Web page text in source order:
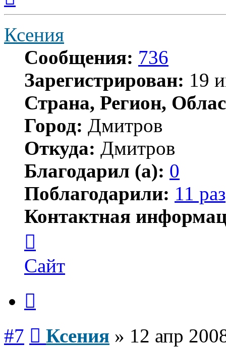
началу
Ксения
Сообщения: 736
Зарегистрирован: 19
Страна, Регион,
Город: Дмитров
Откуда: Дмитров
Благодарил (а): 0
Поблагодарили: 11 раз
Контактная
пользователя
Ксения
Сайт
#7 Ксения » 12 апр